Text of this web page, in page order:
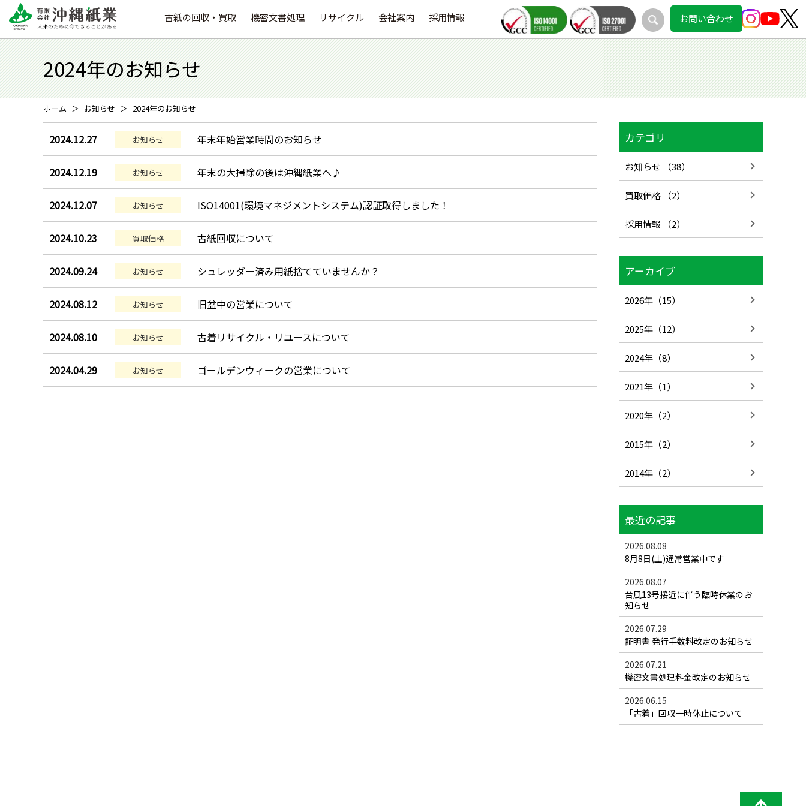
古紙の回収・買取 機密文書処理 リサイクル 会社案内 採用情報 お問い合わせ
2024年のお知らせ
ホーム お知らせ 2024年のお知らせ
2024.12.27 お知らせ 年末年始営業時間のお知らせ
2024.12.19 お知らせ 年末の大掃除の後は沖縄紙業へ♪
2024.12.07 お知らせ ISO14001(環境マネジメントシステム)認証取得しました！
2024.10.23 買取価格 古紙回収について
2024.09.24 お知らせ シュレッダー済み用紙捨てていませんか？
2024.08.12 お知らせ 旧盆中の営業について
2024.08.10 お知らせ 古着リサイクル・リユースについて
2024.04.29 お知らせ ゴールデンウィークの営業について
カテゴリ
お知らせ （38）
買取価格 （2）
採用情報 （2）
アーカイブ
2026年（15）
2025年（12）
2024年（8）
2021年（1）
2020年（2）
2015年（2）
2014年（2）
最近の記事
2026.08.08
8月8日(土)通常営業中です
2026.08.07
台風13号接近に伴う臨時休業のお
知らせ
2026.07.29
証明書 発行手数料改定のお知らせ
2026.07.21
機密文書処理料金改定のお知らせ
2026.06.15
「古着」回収一時休止について